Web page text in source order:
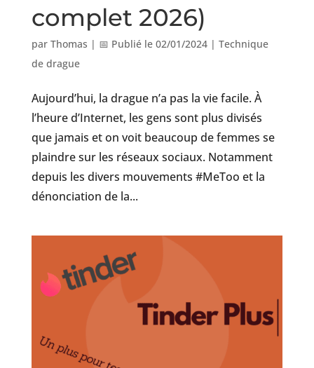
complet 2026)
par Thomas | 📅 Publié le 02/01/2024| Technique
de drague
Aujourd’hui, la drague n’a pas la vie facile. À
l’heure d’Internet, les gens sont plus divisés
que jamais et on voit beaucoup de femmes se
plaindre sur les réseaux sociaux. Notamment
depuis les divers mouvements #MeToo et la
dénonciation de la...